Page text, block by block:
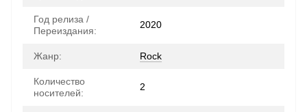
Год релиза /
Переиздания:
2020
Жанр: Rock
Количество
носителей:
2